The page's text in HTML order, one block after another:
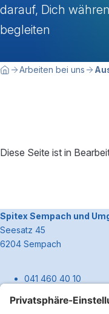
darauf, Dich
begleiten
Sie befinden sich hier:
HomeArbeiten bei uns
Diese Seite ist in
Footerbereich
Spitex Sempach und
Seesatz 45
6204 Sempach
041 460 40 10
info@spitex-